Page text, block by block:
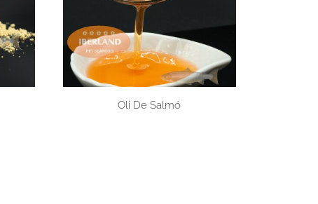
Oli De Salmó